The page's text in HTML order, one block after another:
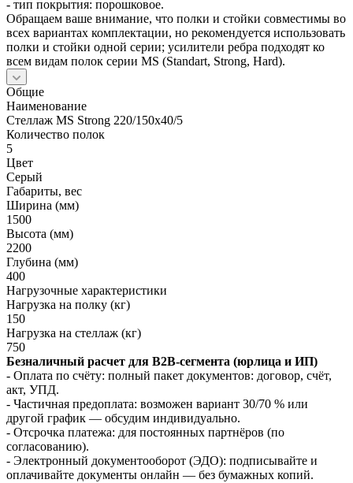
- тип покрытия: порошковое.
Обращаем ваше внимание, что полки и стойки совместимы во
всех вариантах комплектации, но рекомендуется использовать
полки и стойки одной серии; усилители ребра подходят ко
всем видам полок серии MS (Standart, Strong, Hard).
Общие
Наименование
Стеллаж MS Strong 220/150х40/5
Количество полок
5
Цвет
Серый
Габариты, вес
Ширина (мм)
1500
Высота (мм)
2200
Глубина (мм)
400
Нагрузочные характеристики
Нагрузка на полку (кг)
150
Нагрузка на стеллаж (кг)
750
Безналичный расчет для B2B‑сегмента (юрлица и ИП)
- Оплата по счёту: полный пакет документов: договор, счёт,
акт, УПД.
- Частичная предоплата: возможен вариант 30/70 % или
другой график — обсудим индивидуально.
- Отсрочка платежа: для постоянных партнёров (по
согласованию).
- Электронный документооборот (ЭДО): подписывайте и
оплачивайте документы онлайн — без бумажных копий.